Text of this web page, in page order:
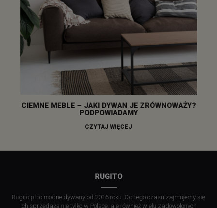
CIEMNE MEBLE – JAKI DYWAN JE ZRÓWNOWAŻY?
PODPOWIADAMY
CZYTAJ WIĘCEJ
RUGITO
Rugito.pl to modne dywany od 2016 roku. Od tego czasu zajmujemy się
ich sprzedażą nie tylko w Polsce, ale również wielu zadowolonych